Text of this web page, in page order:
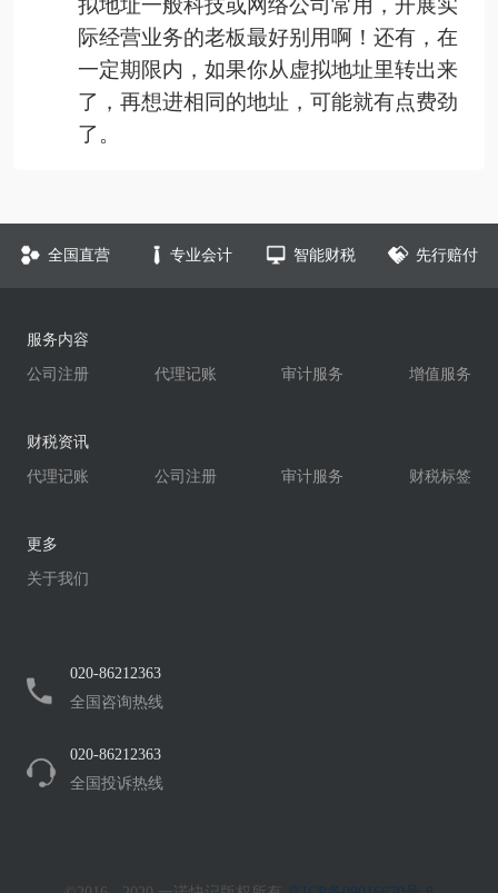
拟地址一般科技或网络公司常用，开展实
际经营业务的老板最好别用啊！还有，在
一定期限内，如果你从虚拟地址里转出来
了，再想进相同的地址，可能就有点费劲
了。
全国直营 专业会计 智能财税 先行赔付
服务内容
公司注册
代理记账 审计服务 增值服务
财税资讯
代理记账
公司注册 审计服务 财税标签
更多
关于我们
020-86212363
全国咨询热线
020-86212363
全国投诉热线